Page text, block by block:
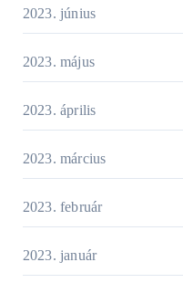
2023. június
2023. május
2023. április
2023. március
2023. február
2023. január